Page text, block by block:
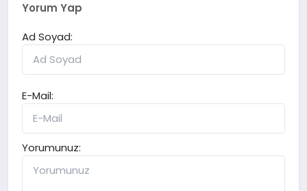
Yorum Yap
Ad Soyad:
E-Mail:
Yorumunuz: